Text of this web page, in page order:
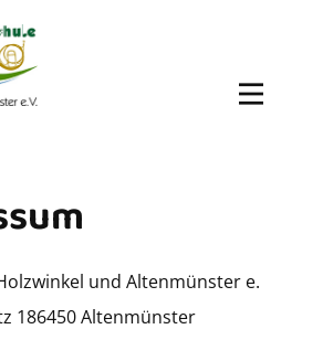
und Altenmünster e.
186450 Altenmünster